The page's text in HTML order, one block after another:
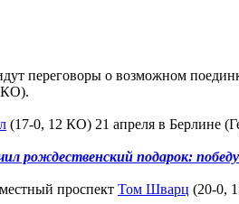
переговоры о возможном
КО).
(17-0, 12 КО) 21 апреля в Берлине
рождественский подарок: победу
проспект Том Шварц (20-0,